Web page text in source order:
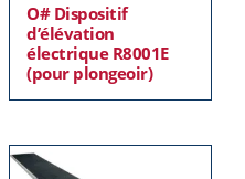
O# Dispositif
d’élévation
électrique R8001E
(pour plongeoir)